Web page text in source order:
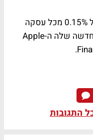
Apple (סימול: AAPL), החברה תקבל 0.15% מכל עסקה
שתתבצע דרך מערכת התשלומים החדשה שלה ה-Apple
התגובות